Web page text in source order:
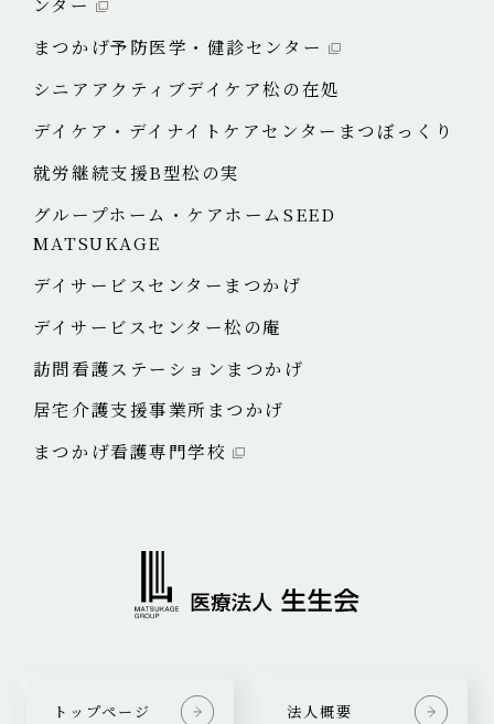
まつかげ予防医学・健診センター
シニアアクティブデイケア松の在処
デイケア・デイナイトケアセンターまつぼっくり
就労継続支援B型松の実
グループホーム・ケアホームSEED
MATSUKAGE
デイサービスセンターまつかげ
デイサービスセンター松の庵
訪問看護ステーションまつかげ
居宅介護支援事業所まつかげ
まつかげ看護専門学校
トップページ 法人概要